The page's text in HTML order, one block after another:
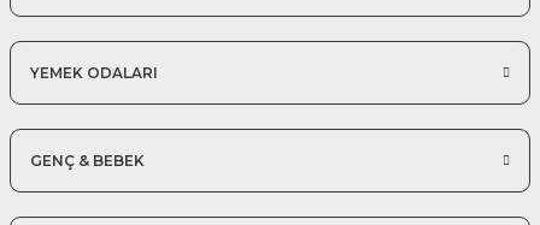
YEMEK ODALARI
GENÇ & BEBEK